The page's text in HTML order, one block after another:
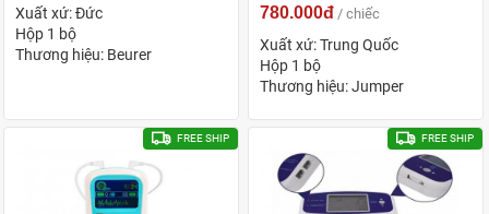
Xuất xứ: Đức
Hộp 1 bộ
Thương hiệu: Beurer
780.000đ / chiếc
Xuất xứ: Trung Quốc
Hộp 1 bộ
Thương hiệu: Jumper
FREE SHIP FREE SHIP